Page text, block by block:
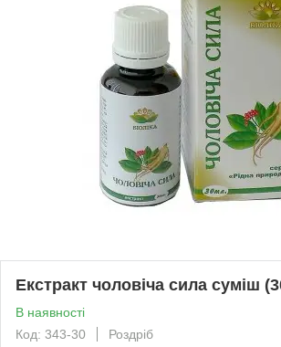
Екстракт чоловіча сила суміш
В наявності
Код: 343-30
Роздріб